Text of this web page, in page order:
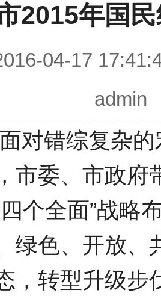
2015年国
04-17
admin
对错综复杂
市委、市政府
个全面”战略
绿色、开放、
，转型升级步